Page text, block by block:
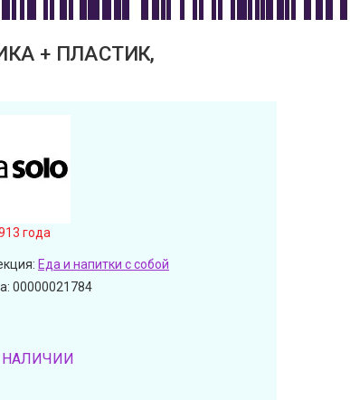
+ ПЛАСТИК,
года
Еда и напитки с собой
00000021784
НАЛИЧИИ